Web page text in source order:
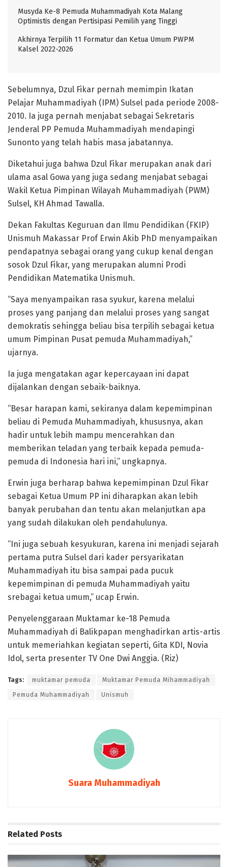
Musyda Ke-8 Pemuda Muhammadiyah Kota Malang
Optimistis dengan Pertisipasi Pemilih yang Tinggi
Akhirnya Terpilih 11 Formatur dan Ketua Umum PWPM
Kalsel 2022-2026
Sebelumnya, Dzul Fikar pernah memimpin Ikatan
Pelajar Muhammadiyah (IPM) Sulsel pada periode 2008-
2010. Ia juga pernah menjabat sebagai Sekretaris
Jenderal PP Pemuda Muhammadiyah mendapingi
Sunonto yang telah habis masa jabatannya.
Diketahui juga bahwa Dzul Fikar merupakan anak dari
ulama asal Gowa yang juga sedang menjabat sebagai
Wakil Ketua Pimpinan Wilayah Muhammadiyah (PWM)
Sulsel, KH Ahmad Tawalla.
Dekan Fakultas Keguruan dan Ilmu Pendidikan (FKIP)
Unismuh Makassar Prof Erwin Akib PhD menyampaikan
pendapatnya sebagai orang yang cukup kenal dengan
sosok Dzul Fikar, yang merupakan alumni Prodi
Pendidikan Matematika Unismuh.
“Saya menyampaikan rasa syukur, karena melalui
proses yang panjang dan melalui proses yang sangat
demokratis sehingga beliau bisa terpilih sebagai ketua
umum Pimpinan Pusat pemuda Muhammadiyah,”
ujarnya.
Ia juga mengatakan agar kepercayaan ini dapat
dijalankan dengan sebaik-baiknya.
“Besar harapan kami, sekiranya dalam kepemimpinan
beliau di Pemuda Muhammadiyah, khususnya, akan
hadir untuk lebih mampu mencerahkan dan
memberikan teladan yang terbaik kepada pemuda-
pemuda di Indonesia hari ini,” ungkapnya.
Erwin juga berharap bahwa kepemimpinan Dzul Fikar
sebagai Ketua Umum PP ini diharapkan akan lebih
banyak perubahan dan tentu akan melanjutkan apa
yang sudah dilakukan oleh pendahulunya.
“Ini juga sebuah kesyukuran, karena ini menjadi sejarah
pertama putra Sulsel dari kader persyarikatan
Muhammadiyah itu bisa sampai pada pucuk
kepemimpinan di pemuda Muhammadiyah yaitu
srebagai ketua umum,” ucap Erwin.
Penyelenggaraan Muktamar ke-18 Pemuda
Muhammadiyah di Balikpapan menghadirkan artis-artis
untuk memeriahkan kegiatan seperti, Gita KDI, Novia
Idol, serta presenter TV One Dwi Anggia. (Riz)
Tags: muktamar pemuda Muktamar Pemuda Mihammadiyah
Pemuda Muhammadiyah Unismuh
Suara Muhammadiyah
Related Posts